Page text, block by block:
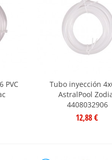
PVC
Tubo inyección
AstralPool
4408032906
12,88 €